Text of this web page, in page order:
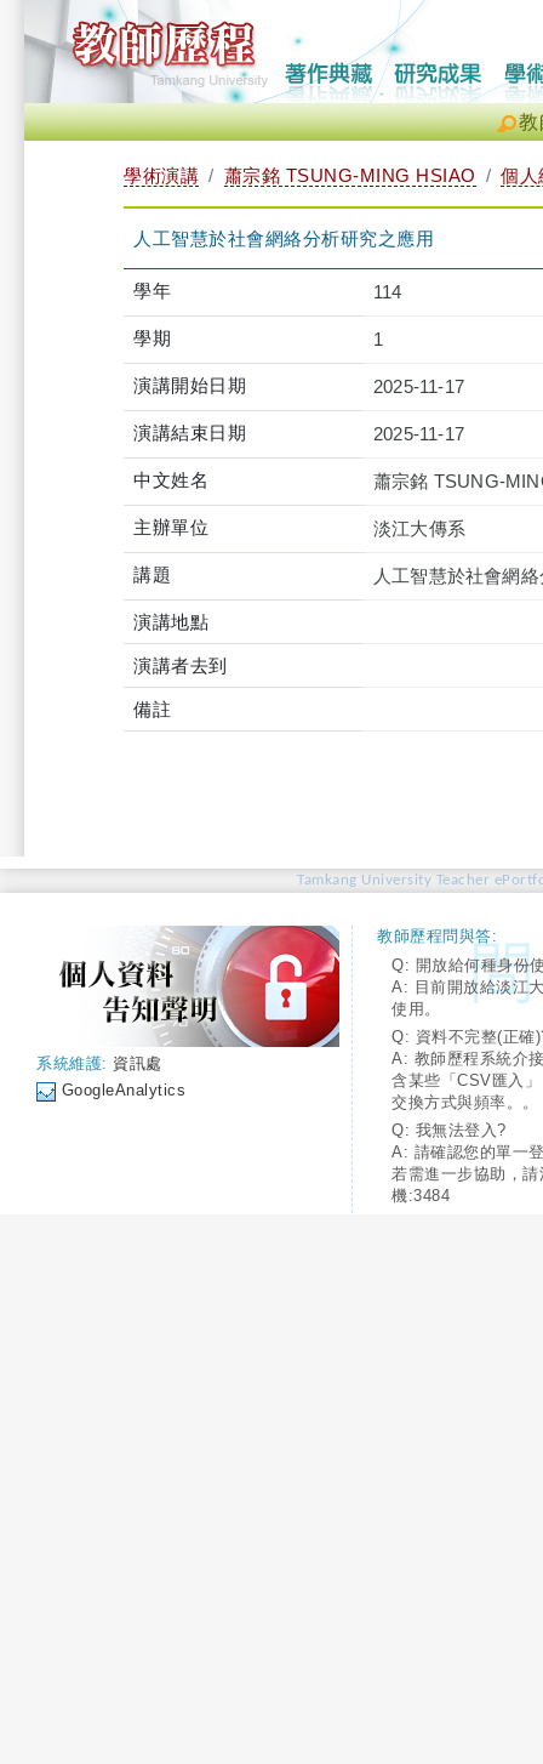
教
學術演講 蕭宗銘 TSUNG-MING HSIAO 個人
人工智慧於社會網絡分析研究之應用
學年 114
學期 1
演講開始日期 2025-11-17
演講結束日期 2025-11-17
中文姓名 蕭宗銘 TSUNG-
主辦單位 淡江大傳系
講題 人工智慧於社會網
演講地點
演講者去到
備註
Tamkang University Teacher
系統維護: 資訊處
GoogleAnalytics
教師歷程問與答:
Q: 開放給何種身份
A: 目前開放給淡江
使用。
Q: 資料不完整(正確
A: 教師歷程系統介
含某些「CSV匯入
交換方式與頻率。。
Q: 我無法登入?
A: 請確認您的單一
若需進一步協助，
機:3484